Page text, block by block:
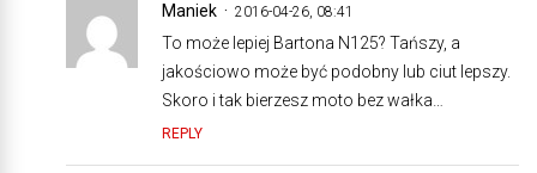
Maniek 2016-04-26, 08:41
To może lepiej Bartona N125? Tańszy, a
jakościowo może być podobny lub ciut lepszy.
Skoro i tak bierzesz moto bez wałka…
REPLY